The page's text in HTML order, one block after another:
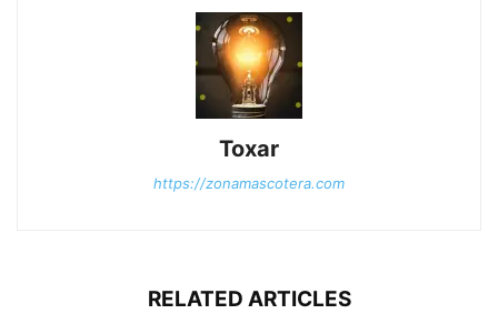
Toxar
https://zonamascotera.com
RELATED ARTICLES